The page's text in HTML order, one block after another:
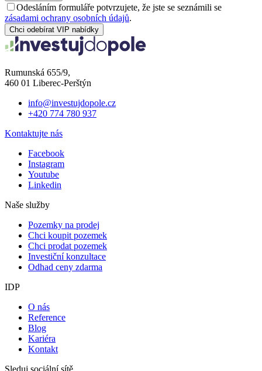
Odesláním formuláře potvrzujete, že jste se seznámili se
zásadami ochrany osobních údajů.
Chci odebírat VIP nabídky
Rumunská 655/9,
460 01 Liberec-Perštýn
info@investujdopole.cz
+420 774 780 937
Kontaktujte nás
Facebook
Instagram
Youtube
Linkedin
Naše služby
Pozemky na prodej
Chci koupit pozemek
Chci prodat pozemek
Investiční konzultace
Odhad ceny zdarma
IDP
O nás
Reference
Blog
Kariéra
Kontakt
Sleduj sociální sítě